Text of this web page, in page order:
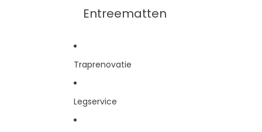
Entreematten
Traprenovatie
Legservice